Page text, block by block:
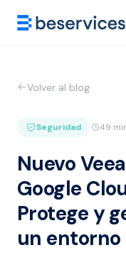
Volver al blog
Seguridad · 49
Nuevo
Google
Protege y
un